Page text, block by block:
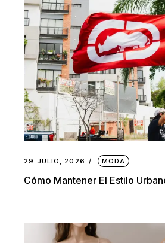
29 JULIO, 2026 MODA
Cómo Mantener El Estilo